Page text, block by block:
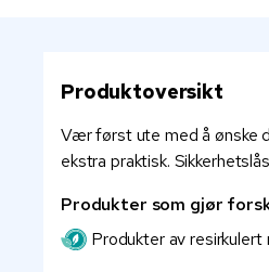
Produktoversikt
Vær først ute med å ønske
ekstra praktisk.
Produkter som gjør
Produkter av